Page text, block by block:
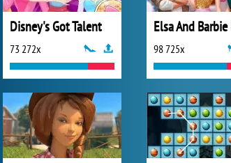
Disney's Got Talent
73 272x 98 725x